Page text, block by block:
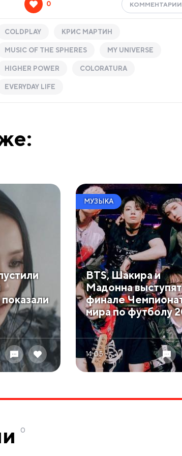
0 КОММЕНТАРИИ
COLDPLAY КРИС МАРТИН
MUSIC OF THE SPHERES MY UNIVERSE
HIGHER POWER COLORATURA
EVERYDAY LIFE
МУЗЫКА
BTS, Шакира и
Мадонна
финале
мира по футболу
14.05
0